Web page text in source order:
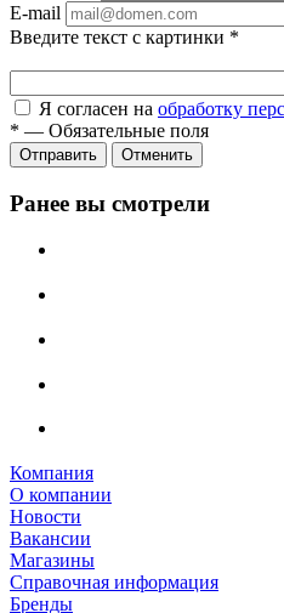
E-mail
Введите текст с картинки *
Я согласен на обработку
* — Обязательные поля
Отправить Отменить
Ранее вы смотрели
Компания
О компании
Новости
Вакансии
Магазины
Справочная информация
Бренды